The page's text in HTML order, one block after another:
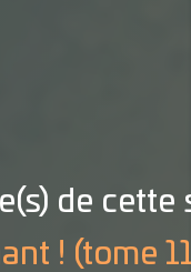
de cette
! (tome